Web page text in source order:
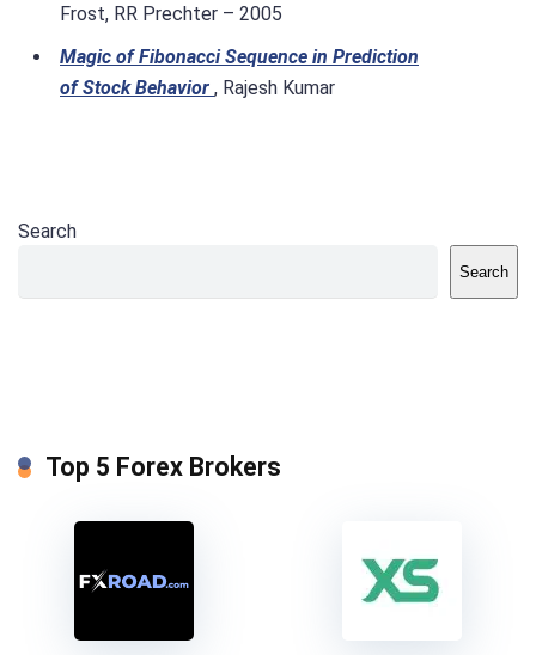
Frost, RR Prechter – 2005
Magic of Fibonacci Sequence in Prediction
of Stock Behavior , Rajesh Kumar
Search
Search
Top 5 Forex Brokers